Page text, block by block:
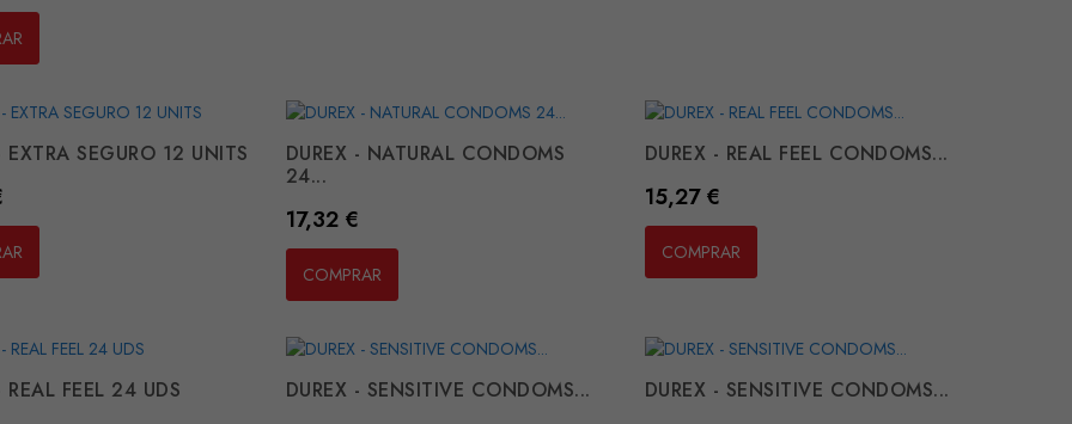
EXTRA SEGURO 12 UNITS
DUREX - NATURAL CONDOMS
24...
Preço
17,32 €
COMPRAR
DUREX - REAL FEEL CONDOMS...
Preço
15,27 €
COMPRAR
REAL FEEL 24 UDS DUREX - SENSITIVE CONDOMS... DUREX - SENSITIVE CONDOMS...